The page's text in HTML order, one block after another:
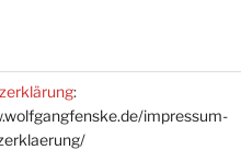
:
impressum-